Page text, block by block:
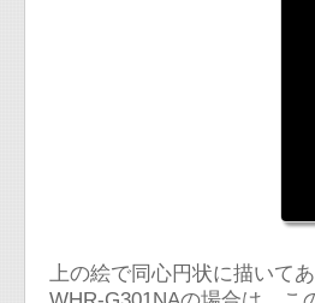
上の絵で同心円状に描いて